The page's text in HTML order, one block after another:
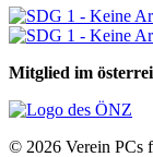
Mitglied im
© 2026 Verein PCs